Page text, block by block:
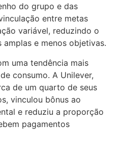
do grupo e das
entre metas
variável, reduzindo o
amplas e menos objetivas.
uma tendência mais
consumo. A Unilever,
de um quarto de seus
vinculou bônus ao
e reduziu a proporção
pagamentos